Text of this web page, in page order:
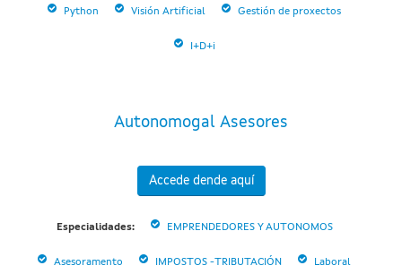
Python Visión Artificial Gestión de proxectos
I+D+i
Autonomogal Asesores
Accede dende aquí
Especialidades: EMPRENDEDORES Y AUTONOMOS
Asesoramento IMPOSTOS -TRIBUTACIÓN Laboral